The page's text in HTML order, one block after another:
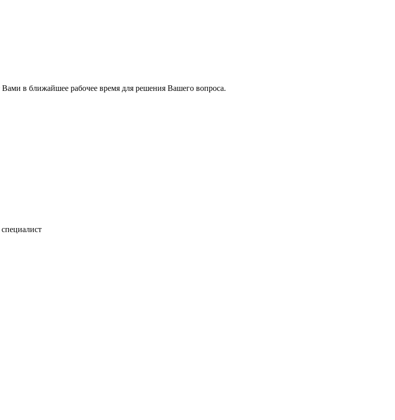
в ближайшее рабочее время для решения Вашего вопроса.